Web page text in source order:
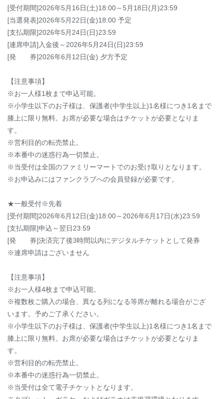
[受付期間]2026年5月16日(土)18:00～5月18日(月)23:59
[当選発表]2026年5月22日(金)18:00 予定
[支払期限]2026年5月24日(日)23:59
[連席申請]入金後～2026年5月24日(日)23:59
[発 券]2026年6月12日(金) 夕方予定
【注意事項】
※お一人様1枚まで申込可能。
※小学生以下のお子様は、保護者(中学生以上)1名様につき1名まで
膝上に限り無料。お席が必要な場合はチケットが必要となりま
す。
※営利目的の転売禁止。
※本番中の迷惑行為一切禁止。
※当受付は全国のファミリーマートでのお受け取りとなります。
※お申込みにはファンクラブへの会員登録が必要です。
★一般受付※先着
[受付期間]2026年6月12日(金)18:00～2026年6月17日(水)23:59
[支払期限]申込～翌日23:59
[発 券]決済完了後3時間以内にデジタルチケットとして発券
※連席申請はございません
【注意事項】
※お一人様4枚まで申込可能。
※複数枚ご購入の場合、異なる列になる等席が離れる場合がござ
います。予めご了承ください。
※小学生以下のお子様は、保護者(中学生以上)1名様につき1名まで
膝上に限り無料。お席が必要な場合はチケットが必要となりま
す。
※営利目的の転売禁止。
※本番中の迷惑行為一切禁止。
※当受付は全て電子チケットとなります。